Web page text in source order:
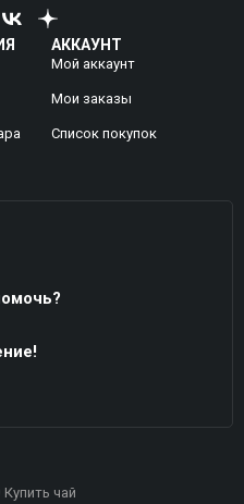
АККАУНТ
Мой аккаунт
Mои заказы
Список покупок
чай